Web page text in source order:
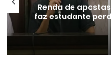
Renda de
faz estudante